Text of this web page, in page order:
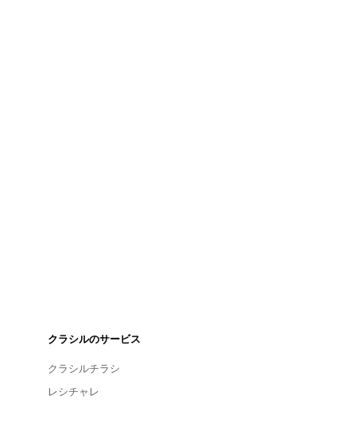
クラシルのサービス
クラシルチラシ
レシチャレ